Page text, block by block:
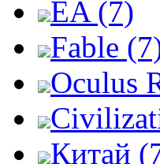
EA (7)
Fable
Oculus
Китай